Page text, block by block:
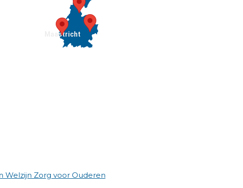
Welzijn Zorg voor Ouderen